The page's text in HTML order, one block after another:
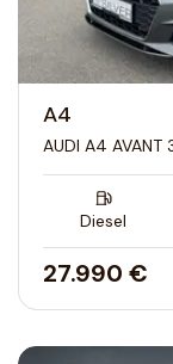
A4
AUDI A4
Diesel
27.990 €